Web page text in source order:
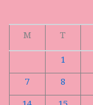
M
T
1
7
8